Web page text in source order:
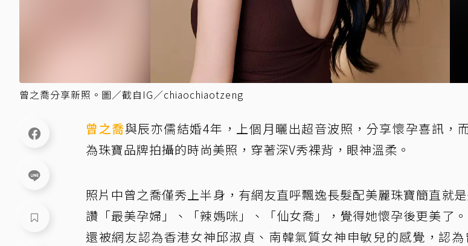
曾之喬分享新照。圖／截自IG／chiaochiaotzeng
曾之喬與辰亦儒結婚4年，上個月曬出超音波照，分享懷孕喜訊，
為珠寶品牌拍攝的時尚美照，穿著深V秀裸背，眼神溫柔。
照片中曾之喬僅秀上半身，有網友直呼飄逸長髮配美麗珠寶簡直就
讚「最美孕婦」、「辣媽咪」、「仙女喬」，覺得她懷孕後更美了
還被網友認為香港女神邱淑貞、南韓氣質女神申敏兒的感覺，認